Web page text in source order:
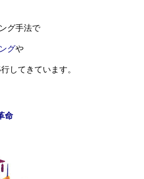
グ手法で
グや
してきています。
命